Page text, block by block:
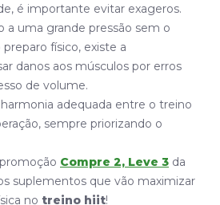
é importante evitar exageros.
a uma grande pressão sem o
físico, existe a
danos aos músculos por erros
de volume.
adequada entre o treino
sempre priorizando o
Compre 2, Leve 3 da
suplementos que vão maximizar
no treino hiit!